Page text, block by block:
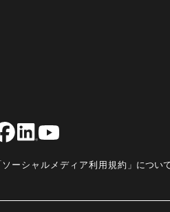
ソーシャルメディア利用規約 」につい